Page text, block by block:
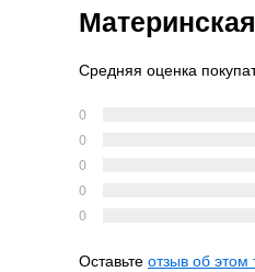
Средняя оценка
0
0
0
0
0
Оставьте отзыв об этом